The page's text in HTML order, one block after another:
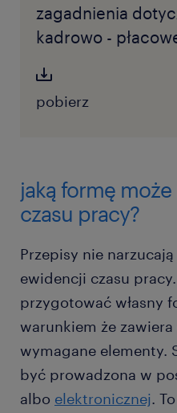
zagadnienia
kadrowo -
pobierz
jaką formę
czasu pracy?
Przepisy nie
ewidencji czasu
przygotować własny
warunkiem że
wymagane elementy.
być prowadzona w
albo elektronicznej.